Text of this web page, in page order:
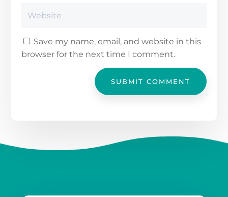
Save my name, email, and website in this
browser for the next time I comment.
SUBMIT COMMENT